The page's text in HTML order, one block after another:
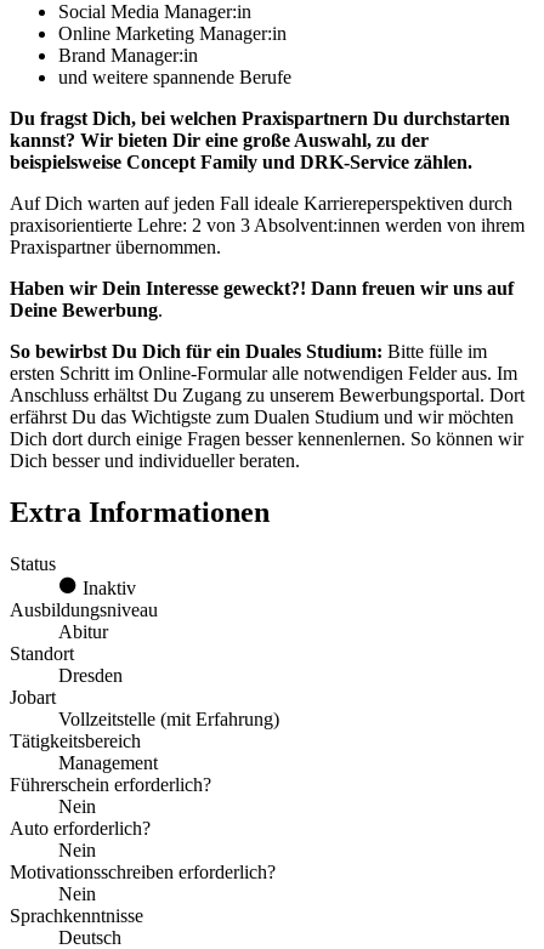
Social Media Manager:in
Online Marketing Manager:in
Brand Manager:in
und weitere spannende Berufe
Du fragst Dich, bei welchen Praxispartnern Du durchstarten
kannst? Wir bieten Dir eine große Auswahl, zu der
beispielsweise Concept Family und DRK-Service zählen.
Auf Dich warten auf jeden Fall ideale Karriereperspektiven durch
praxisorientierte Lehre: 2 von 3 Absolvent:innen werden von ihrem
Praxispartner übernommen.
Haben wir Dein Interesse geweckt?! Dann freuen wir uns auf
Deine Bewerbung.
So bewirbst Du Dich für ein Duales Studium: Bitte fülle im
ersten Schritt im Online-Formular alle notwendigen Felder aus. Im
Anschluss erhältst Du Zugang zu unserem Bewerbungsportal. Dort
erfährst Du das Wichtigste zum Dualen Studium und wir möchten
Dich dort durch einige Fragen besser kennenlernen. So können wir
Dich besser und individueller beraten.
Extra Informationen
Status
Inaktiv
Ausbildungsniveau
Abitur
Standort
Dresden
Jobart
Vollzeitstelle (mit Erfahrung)
Tätigkeitsbereich
Management
Führerschein erforderlich?
Nein
Auto erforderlich?
Nein
Motivationsschreiben erforderlich?
Nein
Sprachkenntnisse
Deutsch